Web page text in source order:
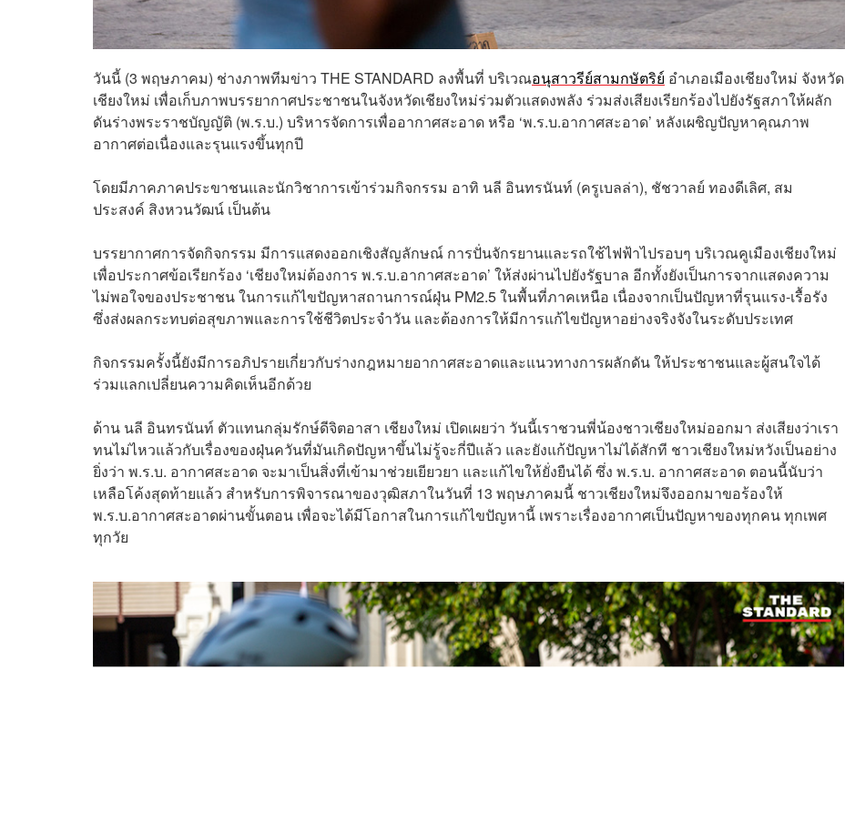
วันนี้ (3 พฤษภาคม) ช่างภาพทีมข่าว THE STANDARD ลงพื้นที่ บริเวณอนุสาวรีย์สามกษัตริย์ อำเภอเมืองเชียงใหม่ จังหวัด
เชียงใหม่ เพื่อเก็บภาพบรรยากาศประชาชนในจังหวัดเชียงใหม่ร่วมตัวแสดงพลัง ร่วมส่งเสียงเรียกร้องไปยังรัฐสภาให้ผลัก
ดันร่างพระราชบัญญัติ (พ.ร.บ.) บริหารจัดการเพื่ออากาศสะอาด หรือ ‘พ.ร.บ.อากาศสะอาด’ หลังเผชิญปัญหาคุณภาพ
อากาศต่อเนื่องและรุนแรงขึ้นทุกปี
โดยมีภาคภาคประขาชนและนักวิชาการเข้าร่วมกิจกรรม อาทิ นลี อินทรนันท์ (ครูเบลล่า), ชัชวาลย์ ทองดีเลิศ, สม
ประสงค์ สิงหวนวัฒน์ เป็นต้น
บรรยากาศการจัดกิจกรรม มีการแสดงออกเชิงสัญลักษณ์ การปั่นจักรยานและรถใช้ไฟฟ้าไปรอบๆ บริเวณคูเมืองเชียงใหม่
เพื่อประกาศข้อเรียกร้อง ‘เชียงใหม่ต้องการ พ.ร.บ.อากาศสะอาด’ ให้ส่งผ่านไปยังรัฐบาล อีกทั้งยังเป็นการจากแสดงความ
ไม่พอใจของประชาชน ในการแก้ไขปัญหาสถานการณ์ฝุ่น PM2.5 ในพื้นที่ภาคเหนือ เนื่องจากเป็นปัญหาที่รุนแรง-เรื้อรัง
ซึ่งส่งผลกระทบต่อสุขภาพและการใช้ชีวิตประจำวัน และต้องการให้มีการแก้ไขปัญหาอย่างจริงจังในระดับประเทศ
กิจกรรมครั้งนี้ยังมีการอภิปรายเกี่ยวกับร่างกฎหมายอากาศสะอาดและแนวทางการผลักดัน ให้ประชาชนและผู้สนใจได้
ร่วมแลกเปลี่ยนความคิดเห็นอีกด้วย
ด้าน นลี อินทรนันท์ ตัวแทนกลุ่มรักษ์ดีจิตอาสา เชียงใหม่ เปิดเผยว่า วันนี้เราชวนพี่น้องชาวเชียงใหม่ออกมา ส่งเสียงว่าเรา
ทนไม่ไหวแล้วกับเรื่องของฝุ่นควันที่มันเกิดปัญหาขึ้นไม่รู้จะกี่ปีแล้ว และยังแก้ปัญหาไม่ได้สักที ชาวเชียงใหม่หวังเป็นอย่าง
ยิ่งว่า พ.ร.บ. อากาศสะอาด จะมาเป็นสิ่งที่เข้ามาช่วยเยียวยา และแก้ไขให้ยั่งยืนได้ ซึ่ง พ.ร.บ. อากาศสะอาด ตอนนี้นับว่า
เหลือโค้งสุดท้ายแล้ว สำหรับการพิจารณาของวุฒิสภาในวันที่ 13 พฤษภาคมนี้ ชาวเชียงใหม่จึงออกมาขอร้องให้
พ.ร.บ.อากาศสะอาดผ่านขั้นตอน เพื่อจะได้มีโอกาสในการแก้ไขปัญหานี้ เพราะเรื่องอากาศเป็นปัญหาของทุกคน ทุกเพศ
ทุกวัย